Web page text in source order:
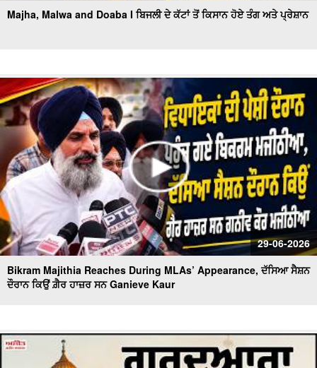
Majha, Malwa and Doaba I ਬਿਜਲੀ ਦੇ ਕੱਟਾਂ ਤੋਂ ਕਿਸਾਨ ਹੋਏ ਤੰਗ ਅਤੇ ਪ੍ਰੇਸ਼ਾਨ
29-06-2026
Bikram Majithia Reaches During MLAs’ Appearance, ਦੱਸਿਆ ਸੈਸ਼ਨ
ਦੌਰਾਨ ਕਿਉਂ ਗ਼ੈਰ ਹਾਜ਼ਰ ਸਨ Ganieve Kaur